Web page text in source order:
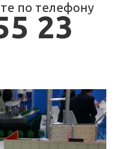
по телефону
23